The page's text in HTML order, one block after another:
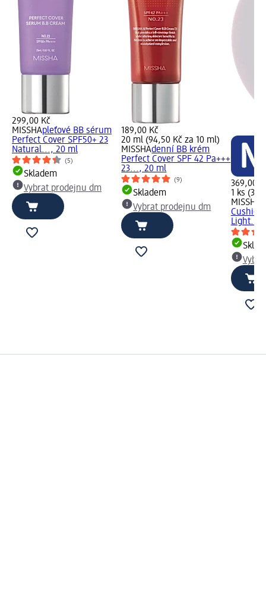
299,00 Kč
MISSHApleťové BB sérum
Perfect Cover SPF50+ 23
Natural..., 20 ml
(5)
Skladem
Vybrat prodejnu dm
189,00 Kč
20 ml (94,50 Kč za 10 ml)
MISSHAdenní BB krém
Perfect Cover SPF 42 Pa+++
23..., 20 ml
(9)
Skladem
Vybrat prodejnu dm
369,00
1 ks
MISSHA
Cushion
Light...,